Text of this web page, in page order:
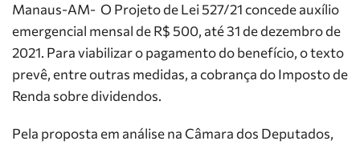
Manaus-AM- O Projeto de Lei 527/21 concede auxílio
emergencial mensal de R$ 500, até 31 de dezembro de
2021. Para viabilizar o pagamento do benefício, o texto
prevê, entre outras medidas, a cobrança do Imposto de
Renda sobre dividendos.
Pela proposta em análise na Câmara dos Deputados,